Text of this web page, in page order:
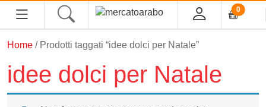
0
ALIMENTARI
Home / Prodotti taggati “idee dolci per Natale”
idee dolci per Natale